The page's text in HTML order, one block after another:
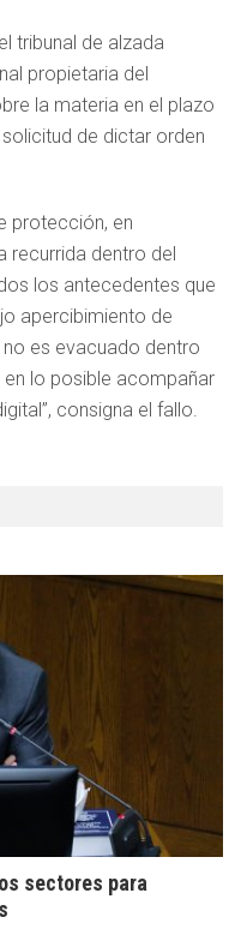
tribunal de alzada
propietaria del
la materia en el plazo
de dictar orden
protección, en
recurrida dentro del
los antecedentes que
apercibimiento de
es evacuado dentro
lo posible acompañar
consigna el fallo.
sectores para